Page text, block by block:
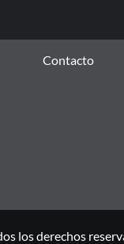
Contacto
los derechos